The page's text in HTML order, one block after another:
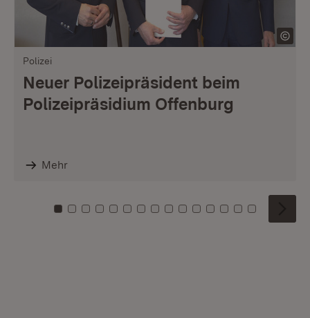
Polizei
Neuer Polizeipräsident beim
Polizeipräsidium Offenburg
Mehr
Zu Kachel: 0
Zu Kachel: 1
Zu Kachel: 2
Zu Kachel: 3
Zu Kachel: 4
Zu Kachel: 5
Zu Kachel: 6
Zu Kachel: 7
Zu Kachel: 8
Zu Kachel: 9
Zu Kachel: 10
Zu Kachel: 11
Zu Kachel: 12
Zu Kachel:
Zu